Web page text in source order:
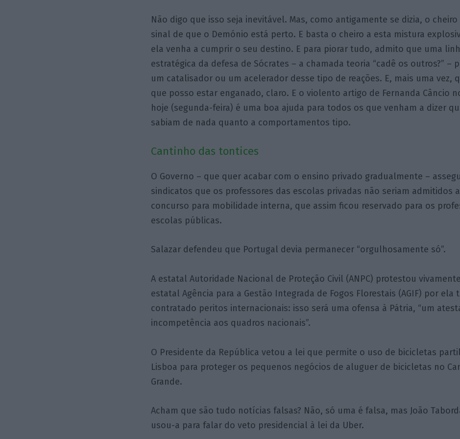
Não digo que isso seja inevitável. Mas, como antigamente se dizia, o cheiro
sinal de que o Demónio está perto. E basta o cheiro a esta mistura
ela venha a cumprir o seu destino. E para piorar tudo, admito que uma
estratégica da defesa de Sócrates – a chamada teoria “cadê os outros?” –
um catalisador ou um acelerador desse tipo de reações. E, mais uma vez,
que posso estar enganado, claro. E o violento artigo de Fernanda Câncio
hoje (segunda-feira) é uma boa ajuda para todos os que venham a dizer
sabiam de nada quanto a comportamentos tipo.
Cantinho das tontices
O Governo – que quer acabar com o ensino privado gradualmente –
sindicatos que os professores das escolas privadas não seriam admitidos
concurso para mobilidade interna, que assim ficou reservado para os
escolas públicas.
Salazar defendeu que Portugal devia permanecer “orgulhosamente só”.
A estatal Autoridade Nacional de Proteção Civil (ANPC) protestou
estatal Agência para a Gestão Integrada de Fogos Florestais (AGIF) por ela
contratado peritos internacionais: isso será uma ofensa à Pátria, “um
incompetência aos quadros nacionais”.
O Presidente da República vetou a lei que permite o uso de bicicletas
Lisboa para proteger os pequenos negócios de aluguer de bicicletas no
Grande.
Acham que são tudo notícias falsas? Não, só uma é falsa, mas João
usou-a para falar do veto presidencial à lei da Uber.